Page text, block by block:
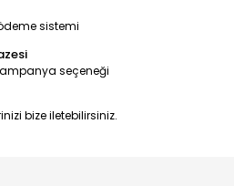
sistemi
seçeneği
bize iletebilirsiniz.